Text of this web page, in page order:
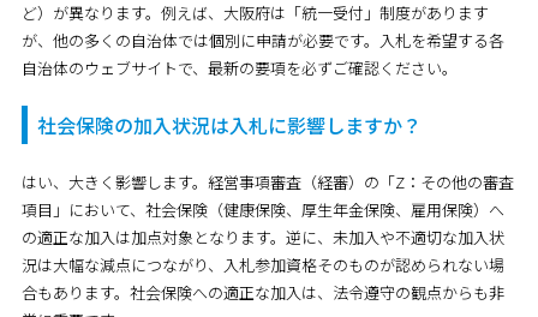
ど）が異なります。例えば、大阪府は「統一受付」制度があります
が、他の多くの自治体では個別に申請が必要です。入札を希望する各
自治体のウェブサイトで、最新の要項を必ずご確認ください。
社会保険の加入状況は入札に影響しますか？
はい、大きく影響します。経営事項審査（経審）の「Z：その他の審査
項目」において、社会保険（健康保険、厚生年金保険、雇用保険）へ
の適正な加入は加点対象となります。逆に、未加入や不適切な加入状
況は大幅な減点につながり、入札参加資格そのものが認められない場
合もあります。社会保険への適正な加入は、法令遵守の観点からも非